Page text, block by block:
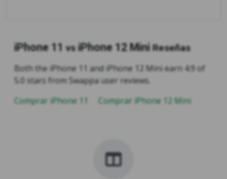
iPhone 11 vs iPhone 12 Mini Reseñas
Both the iPhone 11 and iPhone 12 Mini earn 4.9 of
5.0 stars from Swappa user reviews.
Comprar iPhone 11
Comprar iPhone 12 Mini